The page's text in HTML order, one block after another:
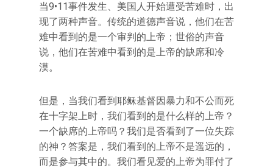
当9•11事件发生、美国人开始遭受苦难时，出
现了两种声音。传统的道德声音说，他们在苦
难中看到的是一个审判的上帝；世俗的声音
说，他们在苦难中看到的是上帝的缺席和冷
漠。
但是，当我们看到耶稣基督因暴力和不公而死
在十字架上时，我们看到的是什么样的上帝？
一个缺席的上帝吗？我们是否看到了一位失踪
的神？答案是，我们看到的上帝不是遥远的，
而是参与其中的。我们看见爱的上帝为罪付了